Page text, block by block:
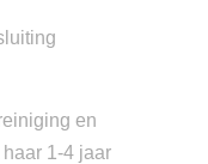
en
1-4 jaar